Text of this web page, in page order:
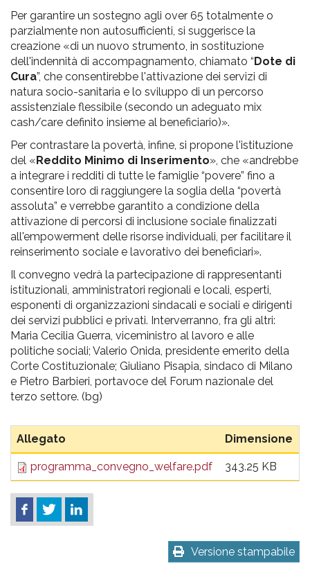
Per garantire un sostegno agli over 65 totalmente o
parzialmente non autosufficienti, si suggerisce la
creazione «di un nuovo strumento, in sostituzione
dell'indennità di accompagnamento, chiamato “Dote di
Cura”, che consentirebbe l'attivazione dei servizi di
natura socio-sanitaria e lo sviluppo di un percorso
assistenziale flessibile (secondo un adeguato mix
cash/care definito insieme al beneficiario)».
Per contrastare la povertà, infine, si propone l'istituzione
del «Reddito Minimo di Inserimento», che «andrebbe
a integrare i redditi di tutte le famiglie “povere” fino a
consentire loro di raggiungere la soglia della “povertà
assoluta” e verrebbe garantito a condizione della
attivazione di percorsi di inclusione sociale finalizzati
all'empowerment delle risorse individuali, per facilitare il
reinserimento sociale e lavorativo dei beneficiari».
Il convegno vedrà la partecipazione di rappresentanti
istituzionali, amministratori regionali e locali, esperti,
esponenti di organizzazioni sindacali e sociali e dirigenti
dei servizi pubblici e privati. Interverranno, fra gli altri:
Maria Cecilia Guerra, viceministro al lavoro e alle
politiche sociali; Valerio Onida, presidente emerito della
Corte Costituzionale; Giuliano Pisapia, sindaco di Milano
e Pietro Barbieri, portavoce del Forum nazionale del
terzo settore. (bg)
Allegato Dimensione
programma_convegno_welfare.pdf 343.25 KB
Versione stampabile